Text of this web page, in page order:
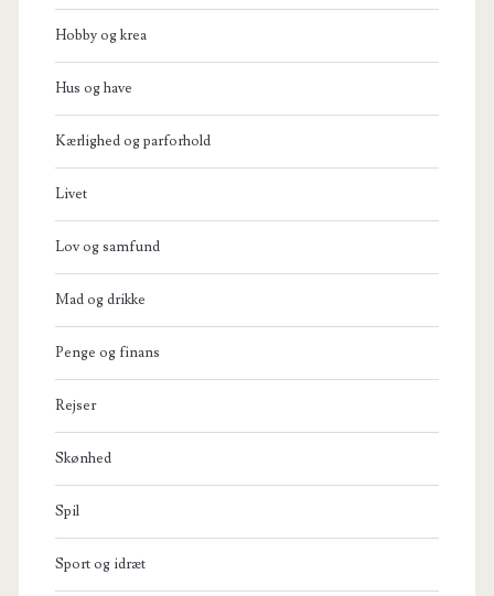
Hobby og krea
Hus og have
Kærlighed og parforhold
Livet
Lov og samfund
Mad og drikke
Penge og finans
Rejser
Skønhed
Spil
Sport og idræt